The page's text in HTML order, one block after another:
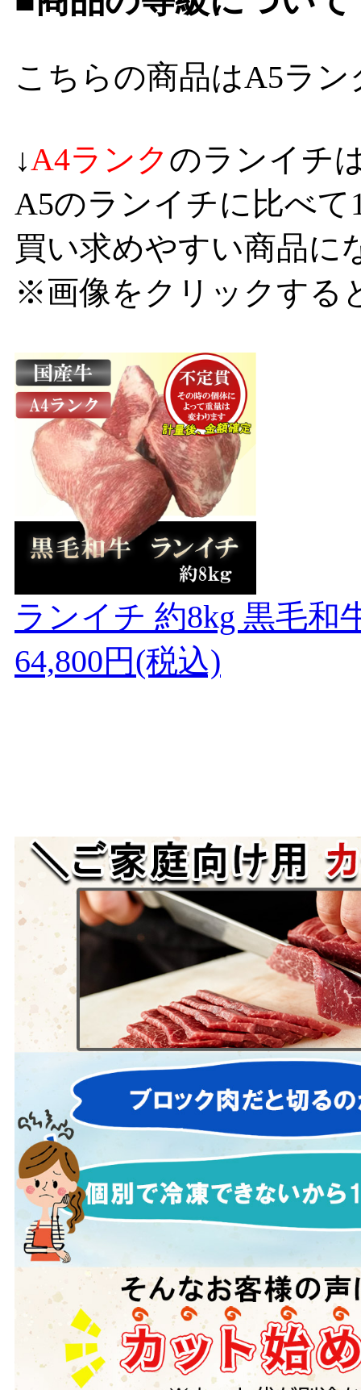
こちらの商品はA5ラ
↓A4ランク のランイチ
A5のランイチに比べて
買い求めやすい商品に
※画像をクリックする
ランイチ 約8kg 黒毛和
64,800円(税込)